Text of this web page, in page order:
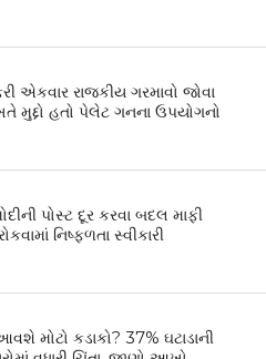
એકવાર રાજકીય ગરમાવો જોવા
મુદ્દો હતો પેલેટ ગનના ઉપયોગનો
પોસ્ટ દૂર કરવા બદલ માફી
નિષ્ફળતા સ્વીકારી
મોટો કડાકો? 37% ઘટાડાની